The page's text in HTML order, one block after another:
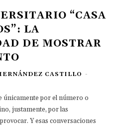
“CASA
LA
DE MOSTRAR
CASTILLO -
únicamente por el número o
justamente, por las
Y esas conversaciones